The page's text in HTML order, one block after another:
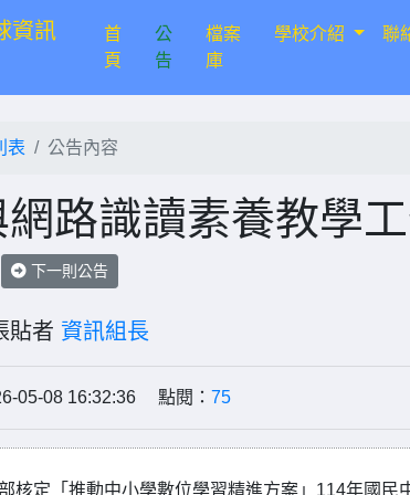
資訊
首
頁(current)
公
告
檔案
庫
學校介紹 聯
表 公告內容
網路識讀素養教學
下一則公告
貼者 資訊組長
05-08 16:32:36 點閱： 75
核定「推動中小學數位學習精進方案」114年國民